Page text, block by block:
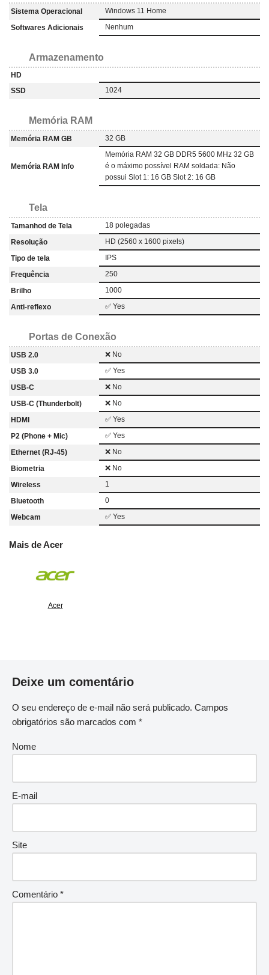
Sistema Operacional
Windows 11 Home
Softwares Adicionais
Nenhum
Armazenamento
HD
SSD
1024
Memória RAM
Memória RAM GB 32 GB
Memória RAM Info
Memória RAM 32 GB DDR5 5600 MHz 32 GB
é o máximo possível RAM soldada: Não
possui Slot 1: 16 GB Slot 2: 16 GB
Tela
Tamanhod de Tela
18 polegadas
Resolução
HD (2560 x 1600 pixels)
Tipo de tela
IPS
Frequência
250
Brilho
1000
Anti-reflexo
✅ Yes
Portas de Conexão
USB 2.0
❌ No
USB 3.0
✅ Yes
USB-C
❌ No
USB-C (Thunderbolt)
❌ No
HDMI
✅ Yes
P2 (Phone + Mic)
✅ Yes
Ethernet (RJ-45)
❌ No
Biometria
❌ No
Wireless
1
Bluetooth
0
Webcam
✅ Yes
Mais de Acer
Acer
Deixe um comentário
O seu endereço de e-mail não será publicado. Campos
obrigatórios são marcados com *
Nome
E-mail
Site
Comentário *